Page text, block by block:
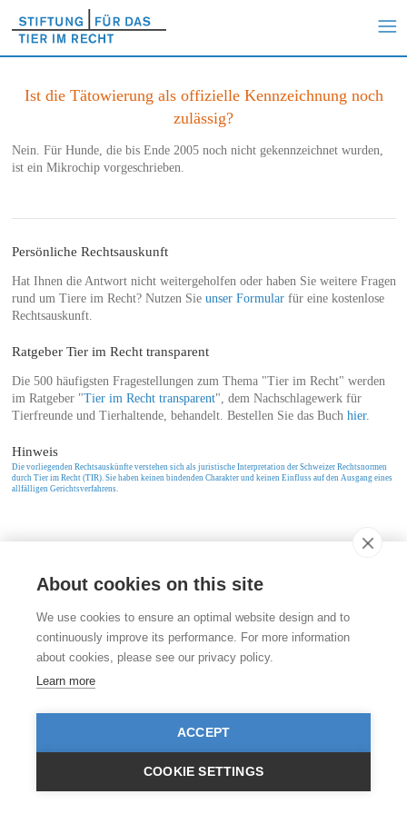
Ist die Tätowierung als offizielle Kennzeichnung noch
zulässig?
Nein. Für Hunde, die bis Ende 2005 noch nicht gekennzeichnet wurden,
ist ein Mikrochip vorgeschrieben.
Persönliche Rechtsauskunft
Hat Ihnen die Antwort nicht weitergeholfen oder haben Sie weitere Fragen
rund um Tiere im Recht? Nutzen Sie unser Formularfür eine kostenlose
Rechtsauskunft.
Ratgeber Tier im Recht transparent
Die 500 häufigsten Fragestellungen zum Thema "Tier im Recht" werden
im Ratgeber "Tier im Recht transparent", dem Nachschlagewerk für
Tierfreunde und Tierhaltende, behandelt. Bestellen Sie das Buch hier.
Hinweis
Die vorliegenden Rechtsauskünfte verstehen sich als juristische Interpretation der Schweizer Rechtsnormen
durch Tier im Recht (TIR). Sie haben keinen bindenden Charakter und keinen Einfluss auf den Ausgang eines
allfälligen Gerichtsverfahrens.
Stiftung für das Tier im Recht (TIR)
Rigistrasse 9
+41 (0)43 443 06 43
info@tierimrecht.org
Ihre Spende kann von den Steuern abgezogen werden.
IBAN: CH17 0900 0000 8770 0700 7, PostFinance CHF
IBAN: CH22 8080 8001 5799 0350 4, Raiffeisenbank CHF
© TIR / Impressum und Datenschutz
About cookies on this site
We use cookies to ensure an optimal website design and to
continuously improve its performance. For more information
about cookies, please see our privacy policy.
Learn more
ACCEPT
COOKIE SETTINGS